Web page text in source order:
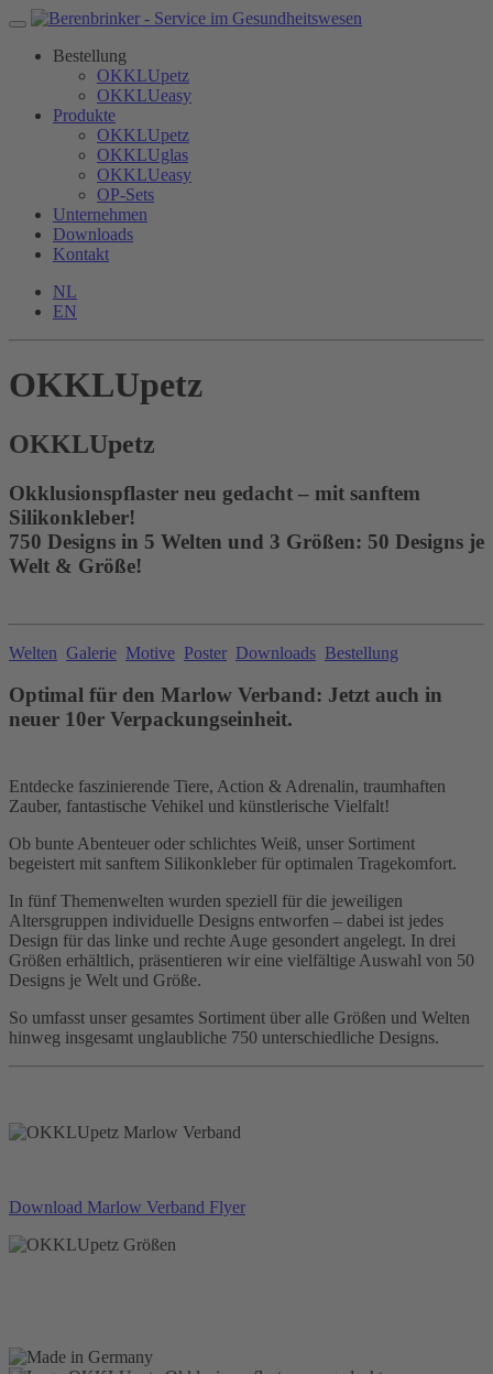
Bestellung
OKKLUpetz
OKKLUeasy
Produkte
OKKLUpetz
OKKLUglas
OKKLUeasy
OP-Sets
Unternehmen
Downloads
Kontakt
NL
EN
OKKLUpetz
OKKLUpetz
Okklusionspflaster neu gedacht – mit sanftem
Silikonkleber!
750 Designs in 5 Welten und 3 Größen: 50 Designs je
Welt & Größe!
Welten Galerie Motive Poster Downloads Bestellung
Optimal für den Marlow Verband: Jetzt auch in
neuer 10er Verpackungseinheit.
Entdecke faszinierende Tiere, Action & Adrenalin, traumhaften
Zauber, fantastische Vehikel und künstlerische Vielfalt!
Ob bunte Abenteuer oder schlichtes Weiß, unser Sortiment
begeistert mit sanftem Silikonkleber für optimalen Tragekomfort.
In fünf Themenwelten wurden speziell für die jeweiligen
Altersgruppen individuelle Designs entworfen – dabei ist jedes
Design für das linke und rechte Auge gesondert angelegt. In drei
Größen erhältlich, präsentieren wir eine vielfältige Auswahl von 50
Designs je Welt und Größe.
So umfasst unser gesamtes Sortiment über alle Größen und Welten
hinweg insgesamt unglaubliche 750 unterschiedliche Designs.
Download Marlow Verband Flyer